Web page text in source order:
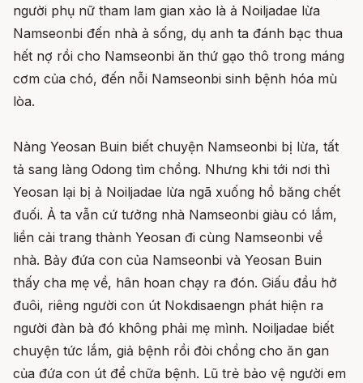
người phụ nữ tham lam gian xảo là ả Noiljadae lừa
Namseonbi đến nhà ả sống, dụ anh ta đánh bạc thua
hết nợ rồi cho Namseonbi ăn thứ gạo thô trong máng
cơm của chó, đến nỗi Namseonbi sinh bệnh hóa mù
lòa.
Nàng Yeosan Buin biết chuyện Namseonbi bị lừa, tất
tả sang làng Odong tìm chồng. Nhưng khi tới nơi thì
Yeosan lại bị ả Noiljadae lừa ngã xuống hồ băng chết
đuối. Ả ta vẫn cứ tưởng nhà Namseonbi giàu có lắm,
liền cải trang thành Yeosan đi cùng Namseonbi về
nhà. Bảy đứa con của Namseonbi và Yeosan Buin
thấy cha mẹ về, hân hoan chạy ra đón. Giấu đầu hở
đuôi, riêng người con út Nokdisaengn phát hiện ra
người đàn bà đó không phải mẹ mình. Noiljadae biết
chuyện tức lắm, giả bệnh rồi đòi chồng cho ăn gan
của đứa con út để chữa bệnh. Lũ trẻ bảo vệ người em